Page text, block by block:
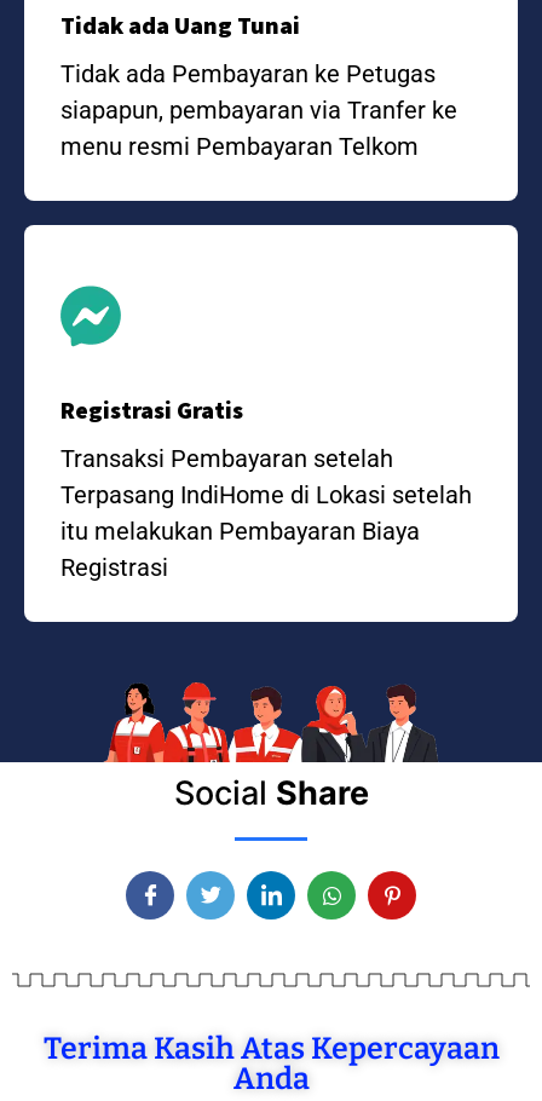
Tidak ada Uang Tunai
Tidak ada Pembayaran ke Petugas
siapapun, pembayaran via Tranfer ke
menu resmi Pembayaran Telkom
Registrasi Gratis
Transaksi Pembayaran setelah
Terpasang IndiHome di Lokasi setelah
itu melakukan Pembayaran Biaya
Registrasi
Social Share
Terima Kasih Atas Kepercayaan
Anda